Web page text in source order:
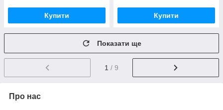
Купити Купити
Показати ще
1 / 9
Про нас